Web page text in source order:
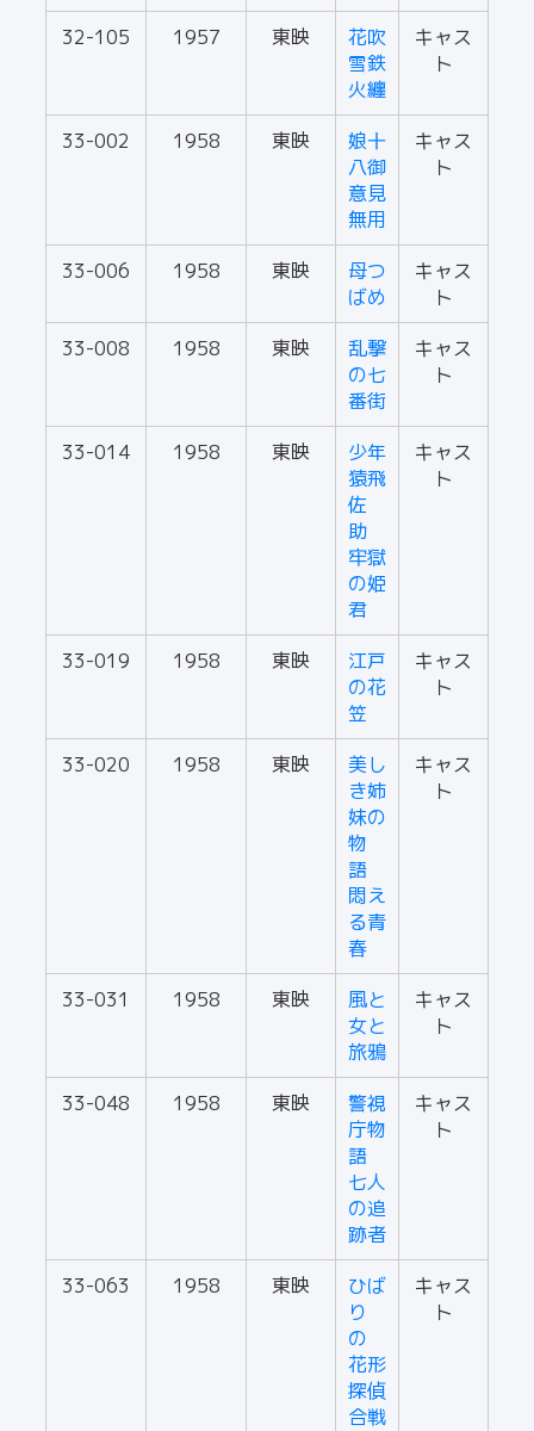
32-105 1957 東映
花吹
雪鉄
火纏
キャス
ト
33-002 1958 東映
娘十
八御
意見
無用
キャス
ト
33-006 1958 東映
母つ
ばめ
キャス
ト
33-008
1958 東映
乱撃
の七
番街
キャス
ト
33-014 1958 東映
少年
猿飛
佐
助
牢獄
の姫
君
キャス
ト
33-019 1958 東映
江戸
の花
笠
キャス
ト
33-020 1958 東映
美し
き姉
妹の
物
語
悶え
る青
春
キャス
ト
33-031 1958 東映
風と
女と
旅鴉
キャス
ト
33-048 1958 東映
警視
庁物
語
七人
の追
跡者
キャス
ト
33-063 1958 東映
ひば
り
の
花形
探偵
合戦
キャス
ト